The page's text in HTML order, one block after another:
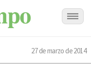
27 de marzo de 2014